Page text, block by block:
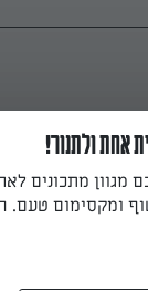
ומניחים
קצת.
אחת ולתנור!
מגוון מתכונים
ומקסימום טעם.